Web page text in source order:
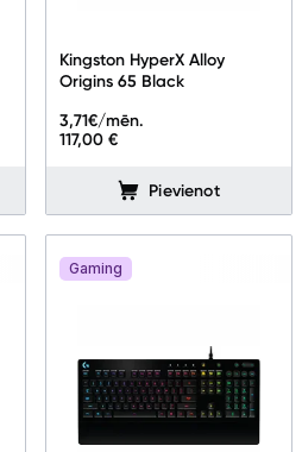
Kingston HyperX Alloy
Origins 65 Black
117,00 €
3,71€/mēn.
Pievienot
Gaming